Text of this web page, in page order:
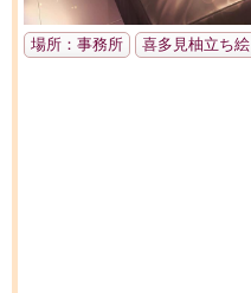
場所：事務所 喜多見柚立ち絵